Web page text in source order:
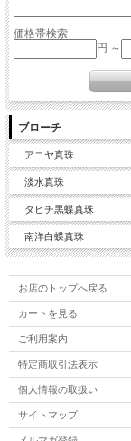
価格帯検索
円 ～
ブローチ
アコヤ真珠
淡水真珠
タヒチ黒蝶真珠
南洋白蝶真珠
お店のトップへ戻る
カートを見る
ご利用案内
特定商取引法表示
個人情報の取扱い
サイトマップ